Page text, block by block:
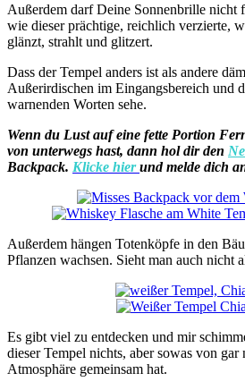
Außerdem darf Deine Sonnenbrille nicht
wie dieser prächtige, reichlich verzierte,
glänzt, strahlt und glitzert.
Dass der Tempel anders ist als andere
Außerirdischen im Eingangsbereich und
warnenden Worten sehe.
Wenn du Lust auf eine fette Portion
von unterwegs hast, dann hol dir den
Backpack. Klicke hier und melde dich
Außerdem hängen Totenköpfe in den
Pflanzen wachsen. Sieht man auch nicht
Es gibt viel zu entdecken und mir
dieser Tempel nichts, aber sowas von
Atmosphäre gemeinsam hat.